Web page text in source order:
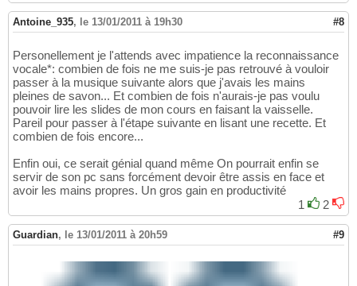
Antoine_935, le 13/01/2011 à 19h30 #8
Personellement je l'attends avec impatience la reconnaissance
vocale*: combien de fois ne me suis-je pas retrouvé à vouloir
passer à la musique suivante alors que j'avais les mains
pleines de savon... Et combien de fois n'aurais-je pas voulu
pouvoir lire les slides de mon cours en faisant la vaisselle.
Pareil pour passer à l'étape suivante en lisant une recette. Et
combien de fois encore...
Enfin oui, ce serait génial quand même On pourrait enfin se
servir de son pc sans forcément devoir être assis en face et
avoir les mains propres. Un gros gain en productivité
1
2
Guardian, le 13/01/2011 à 20h59 #9